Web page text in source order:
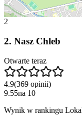
2
2. Nasz Chleb
Otwarte teraz
4.9(369 opinii)
9.55na 10
Wynik w rankingu